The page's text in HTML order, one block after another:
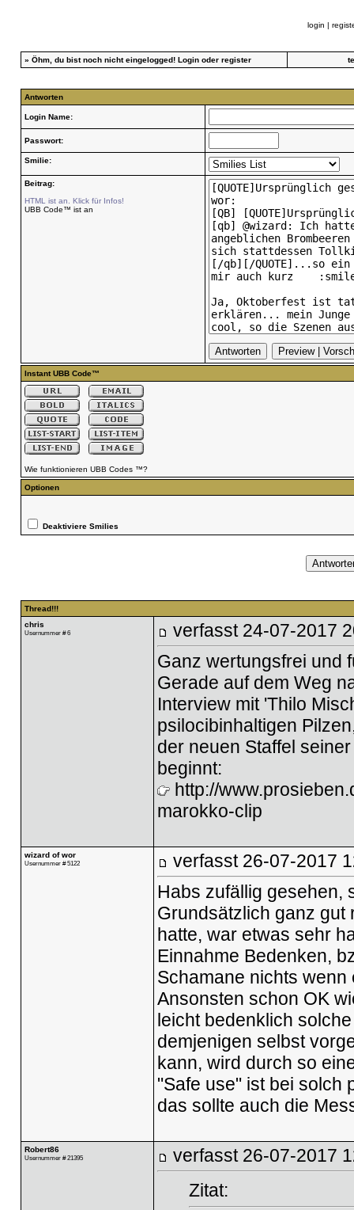
login |
» Öhm, du bist noch nicht eingelogged! Loginoder register
Antworten
Login Name:
Passwort:
Smilie:
Beitrag:
HTML ist an. Klick für Infos!
UBB Code™ ist an
Instant UBB Code™
Wie funktionieren UBB Codes ™?
Optionen
Deaktiviere Smilies
Thread!!!
chris
Usernummer # 6 verfasst 24-07-2017
Ganz wertungsfrei und
Gerade auf dem Weg
Interview mit 'Thilo
psilocibinhaltigen
der neuen Staffel
beginnt:
http://
marokko-clip
wizard of wor
Usernummer # 5122 verfasst 26-07-2017
Habs zufällig gesehen,
Grundsätzlich ganz gut
hatte, war etwas sehr
Einnahme Bedenken,
Schamane nichts
Ansonsten schon OK
leicht bedenklich
demjenigen selbst
kann, wird durch so
"Safe use" ist bei solch
das sollte auch die
Robert86
Usernummer # 21395 verfasst 26-07-2017
Zitat: